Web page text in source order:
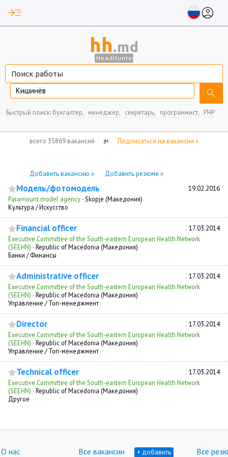
read_more account_circle
hh.md
HeadHunter
Кишинёв search
Быстрый поиск: бухгалтер, менеджер, секретарь, программист, PHP
всего 35869 вакансий Подписаться на вакансии »
нет отмеченных вакансий
Добавить вакансию » Добавить резюме »
Модель/фотомодель 19.02.2016
Paramount model agency · Skopje (Македония)
Культура / Искусство
Financial officer 17.03.2014
Executive Committee of the South-eastern European Health Network
(SEEHN) · Republic of Macedonia (Македония)
Банки / Финансы
Administrative officer 17.03.2014
Executive Committee of the South-eastern European Health Network
(SEEHN) · Republic of Macedonia (Македония)
Управление / Топ-менеджмент
Director 17.03.2014
Executive Committee of the South-eastern European Health Network
(SEEHN) · Republic of Macedonia (Македония)
Управление / Топ-менеджмент
Technical officer 17.03.2014
Executive Committee of the South-eastern European Health Network
(SEEHN) · Republic of Macedonia (Македония)
Другое
О нас Все вакансии + добавить Все